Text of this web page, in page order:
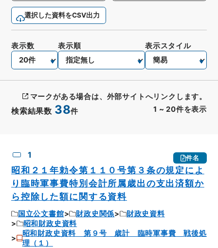
選択した資料をCSV出力
検索結果数 38件 1 ~ 20件を表示
表示数 表示順 表示スタイル
マークがある場合は、外部サイトへリンクします。
1 件名
昭和２１年勅令第１１０号第３条の規定によ
り臨時軍事費特別会計所属歳出の支出済額か
ら控除した額に関する資料
国立公文書館 財政史関係
財政史資料
昭和財政史資料
昭和財政史資料 第９号 歳計 臨時軍事費 戦後処
理（１）